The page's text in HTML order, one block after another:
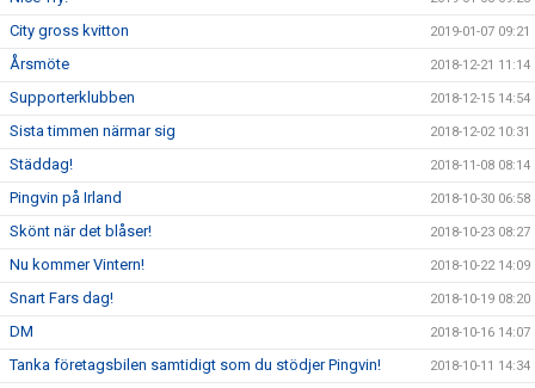
City gross kvitton 2019-01-07 09:21
Årsmöte 2018-12-21 11:14
Supporterklubben 2018-12-15 14:54
Sista timmen närmar sig 2018-12-02 10:31
Städdag! 2018-11-08 08:14
Pingvin på Irland 2018-10-30 06:58
Skönt när det blåser! 2018-10-23 08:27
Nu kommer Vintern! 2018-10-22 14:09
Snart Fars dag! 2018-10-19 08:20
DM 2018-10-16 14:07
Tanka företagsbilen samtidigt som du stödjer Pingvin! 2018-10-11 14:34